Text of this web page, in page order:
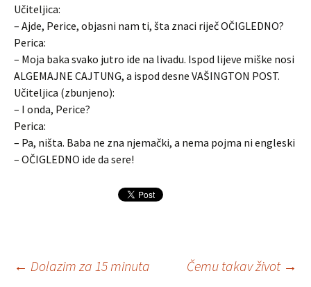
Učiteljica:
– Ajde, Perice, objasni nam ti, šta znaci riječ OČIGLEDNO?
Perica:
– Moja baka svako jutro ide na livadu. Ispod lijeve miške nosi
ALGEMAJNE CAJTUNG, a ispod desne VAŠINGTON POST.
Učiteljica (zbunjeno):
– I onda, Perice?
Perica:
– Pa, ništa. Baba ne zna njemački, a nema pojma ni engleski
– OČIGLEDNO ide da sere!
Navigacija
← Dolazim za 15 minuta Čemu takav život →